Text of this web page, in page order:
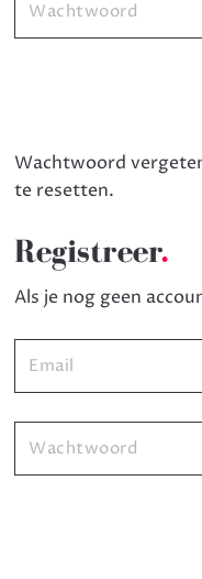
Wachtwoord
te resetten.
Registreer.
Als je nog geen